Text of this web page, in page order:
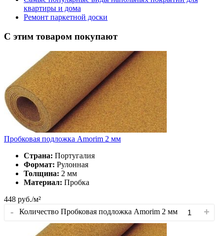
квартиры и дома
Ремонт паркетной доски
С этим товаром покупают
Пробковая подложка Amorim 2 мм
Страна: Португалия
Формат: Рулонная
Толщина: 2 мм
Материал: Пробка
448 руб./м²
- Количество Пробковая подложка Amorim 2 мм +